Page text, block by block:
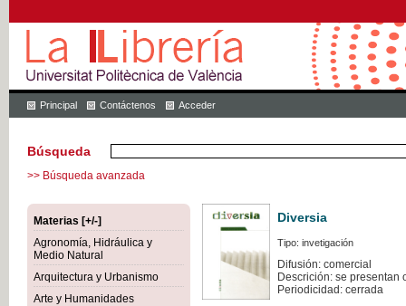
Principal Contáctenos Acceder
Búsqueda
>> Búsqueda avanzada
Materias [+/-]
Agronomía, Hidráulica y
Medio Natural
Arquitectura y Urbanismo
Arte y Humanidades
Diversia
Tipo: invetigación
Difusión: comercial
Descrición: se presentan
Periodicidad: cerrada